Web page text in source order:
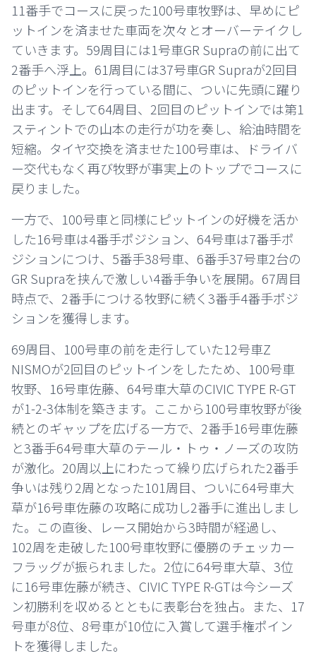
11番手でコースに戻った100号車牧野は、早めにピ
ットインを済ませた車両を次々とオーバーテイクし
ていきます。59周目には1号車GR Supraの前に出て
2番手へ浮上。61周目には37号車GR Supraが2回目
のピットインを行っている間に、ついに先頭に躍り
出ます。そして64周目、2回目のピットインでは第1
スティントでの山本の走行が功を奏し、給油時間を
短縮。タイヤ交換を済ませた100号車は、ドライバ
ー交代もなく再び牧野が事実上のトップでコースに
戻りました。
一方で、100号車と同様にピットインの好機を活か
した16号車は4番手ポジション、64号車は7番手ポ
ジションにつけ、5番手38号車、6番手37号車2台の
GR Supraを挟んで激しい4番手争いを展開。67周目
時点で、2番手につける牧野に続く3番手4番手ポジ
ションを獲得します。
69周目、100号車の前を走行していた12号車Z
NISMOが2回目のピットインをしたため、100号車
牧野、16号車佐藤、64号車大草のCIVIC TYPE R-GT
が1-2-3体制を築きます。ここから100号車牧野が後
続とのギャップを広げる一方で、2番手16号車佐藤
と3番手64号車大草のテール・トゥ・ノーズの攻防
が激化。20周以上にわたって繰り広げられた2番手
争いは残り2周となった101周目、ついに64号車大
草が16号車佐藤の攻略に成功し2番手に進出しまし
た。この直後、レース開始から3時間が経過し、
102周を走破した100号車牧野に優勝のチェッカー
フラッグが振られました。2位に64号車大草、3位
に16号車佐藤が続き、CIVIC TYPE R-GTは今シーズ
ン初勝利を収めるとともに表彰台を独占。また、17
号車が8位、8号車が10位に入賞して選手権ポイン
トを獲得しました。